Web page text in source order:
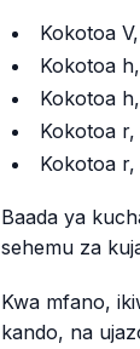
Kokotoa
Kokotoa
Kokotoa
Kokotoa
Kokotoa
Baada ya
sehemu za
Kwa mfano,
kando, na